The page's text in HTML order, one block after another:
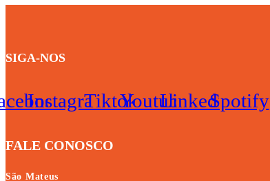
SIGA-NOS
InstagramTiktokYoutubeLinkedinSpotify
FALE CONOSCO
São Mateus